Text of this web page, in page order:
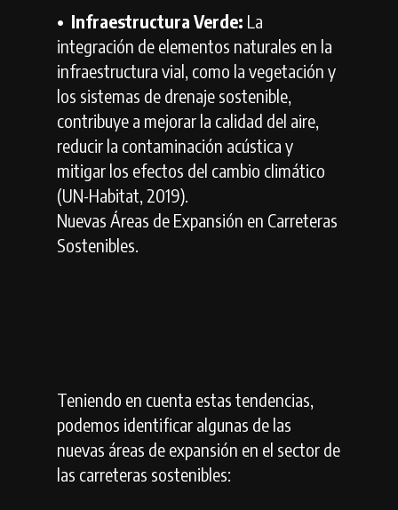
•⁠ ⁠Infraestructura Verde: La
integración de elementos naturales en la
infraestructura vial, como la vegetación y
los sistemas de drenaje sostenible,
contribuye a mejorar la calidad del aire,
reducir la contaminación acústica y
mitigar los efectos del cambio climático
(UN-Habitat, 2019).
Nuevas Áreas de Expansión en Carreteras
Sostenibles.
Teniendo en cuenta estas tendencias,
podemos identificar algunas de las
nuevas áreas de expansión en el sector de
las carreteras sostenibles: